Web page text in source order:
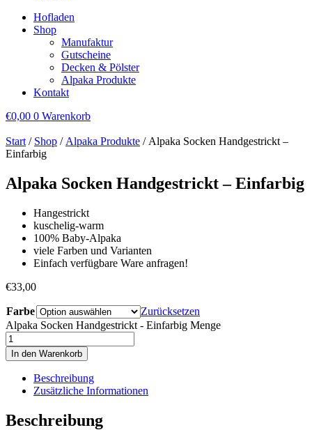
Hofladen
Shop
Manufaktur
Gutscheine
Decken & Pölster
Alpaka Produkte
Kontakt
€0,00 0 Warenkorb
Start / Shop / Alpaka Produkte / Alpaka Socken Handgestrickt –
Einfarbig
Alpaka Socken Handgestrickt – Einfarbig
Hangestrickt
kuschelig-warm
100% Baby-Alpaka
viele Farben und Varianten
Einfach verfügbare Ware anfragen!
€33,00
Farbe
Zurücksetzen
Alpaka Socken Handgestrickt - Einfarbig Menge
In den Warenkorb
Beschreibung
Zusätzliche Informationen
Beschreibung